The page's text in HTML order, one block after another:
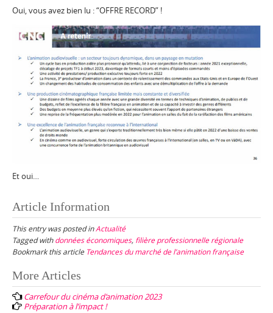
Oui, vous avez bien lu : “OFFRE RECORD” !
Et oui…
Article Information
This entry was posted inActualité
Tagged withdonnées économiques, filière professionnelle régionale
Bookmark this article Tendances du marché de l’animation française
Post
navigation
More Articles
Carrefour du cinéma d’animation 2023
Préparation à l’impact !